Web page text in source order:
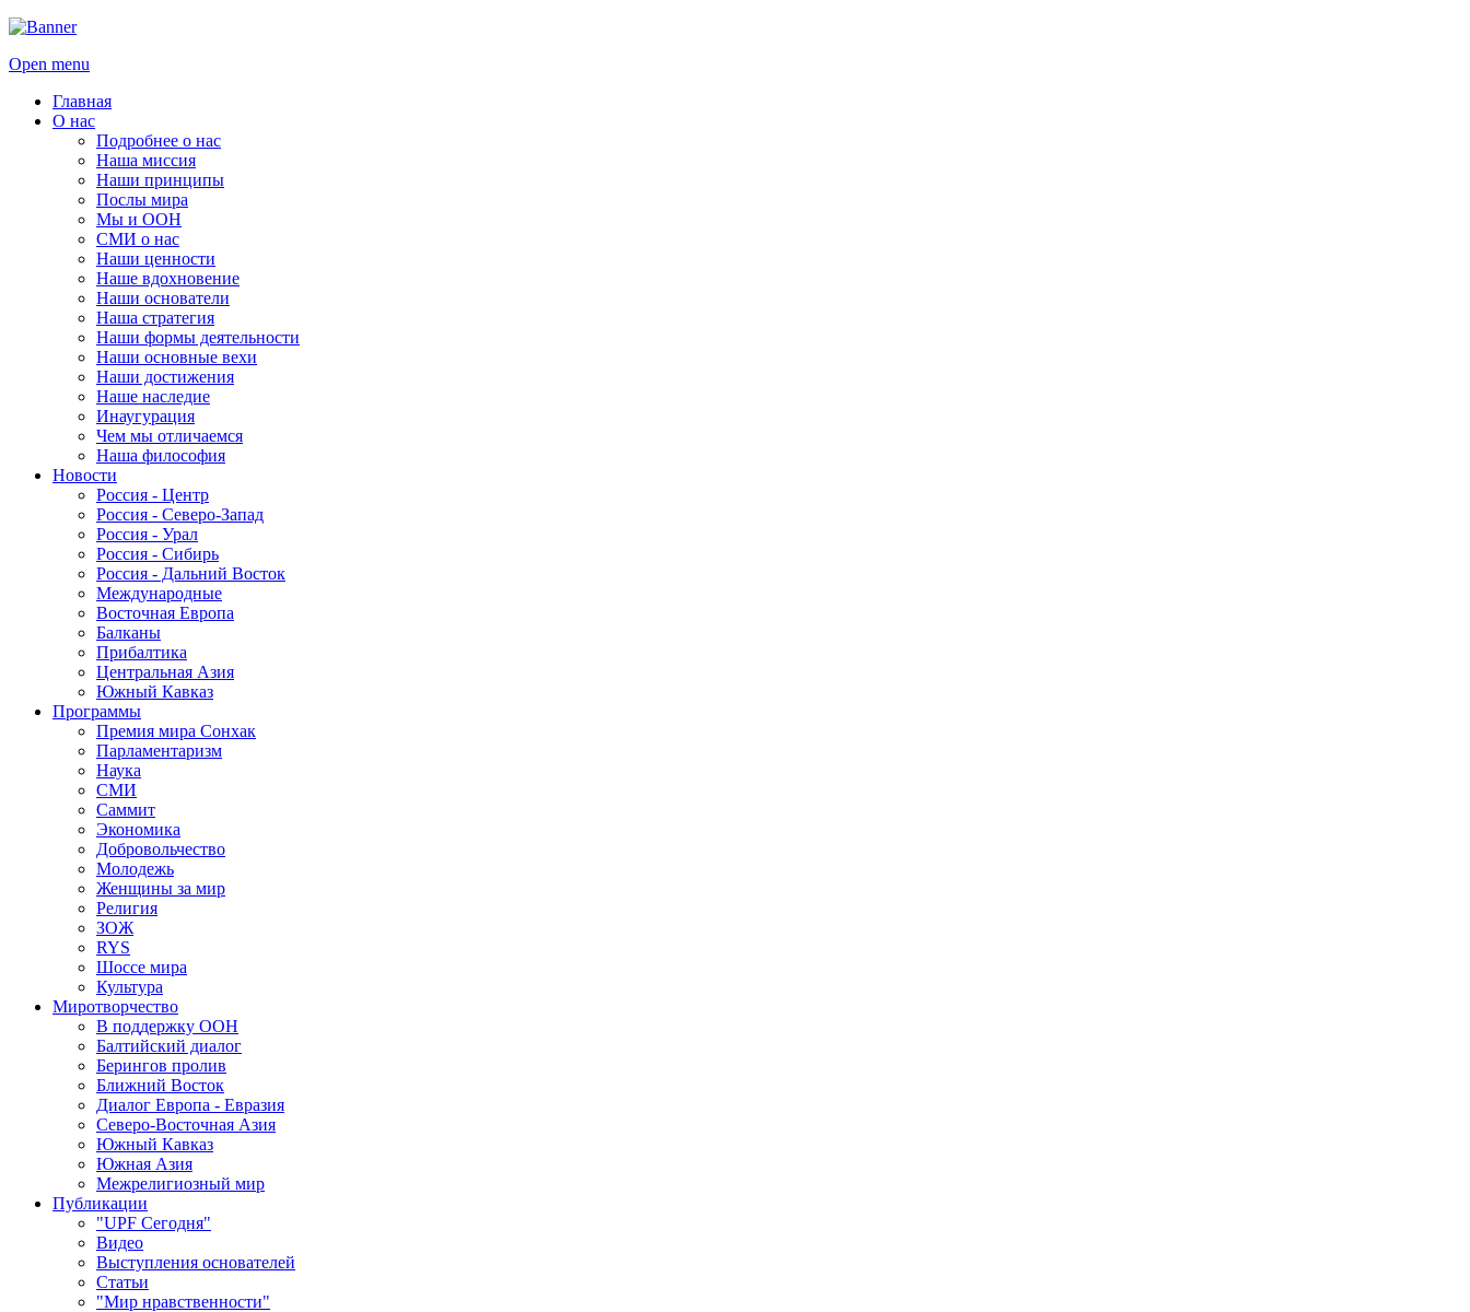
Open menu
Главная
О нас
Подробнее о нас
Наша миссия
Наши принципы
Послы мира
Мы и ООН
СМИ о нас
Наши ценности
Наше вдохновение
Наши основатели
Наша стратегия
Наши формы деятельности
Наши основные вехи
Наши достижения
Наше наследие
Инаугурация
Чем мы отличаемся
Наша философия
Новости
Россия - Центр
Россия - Северо-Запад
Россия - Урал
Россия - Сибирь
Россия - Дальний Восток
Международные
Восточная Европа
Балканы
Прибалтика
Центральная Азия
Южный Кавказ
Программы
Премия мира Сонхак
Парламентаризм
Наука
СМИ
Саммит
Экономика
Добровольчество
Молодежь
Женщины за мир
Религия
ЗОЖ
RYS
Шоссе мира
Культура
Миротворчество
В поддержку ООН
Балтийский диалог
Берингов пролив
Ближний Восток
Диалог Европа - Евразия
Северо-Восточная Азия
Южный Кавказ
Южная Азия
Межрелигиозный мир
Публикации
"UPF Сегодня"
Видео
Выступления основателей
Статьи
"Мир нравственности"